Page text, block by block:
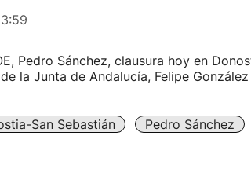
Pedro Sánchez, clausura hoy en
la Junta de Andalucía, Felipe
San Sebastián Pedro Sánchez